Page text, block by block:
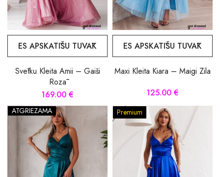
ES APSKATĪŠU TUVĀK
Svētku Kleita Amii – Gaiši
Rozā
169.00 €
ES APSKATĪŠU TUVĀK
Maxi Kleita Kiara – Maigi Zila
125.00 €
ATGRIEZAMA Premium